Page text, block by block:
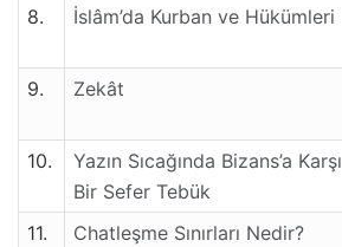
8.
İslâm’da Kurban ve Hükümleri
9.
Zekât
10.
Yazın Sıcağında Bizans’a Karşı
Bir Sefer Tebük
11.
Chatleşme Sınırları Nedir?